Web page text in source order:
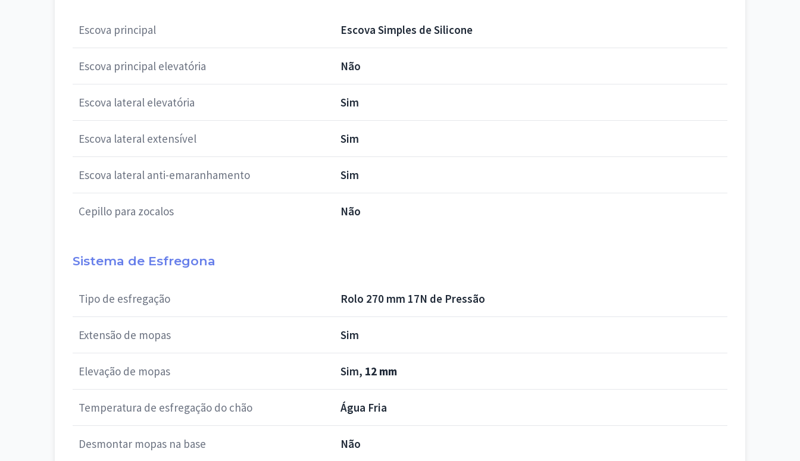
Escova principal Escova Simples de Silicone
Escova principal elevatória Não
Escova lateral elevatória Sim
Escova lateral extensível Sim
Escova lateral anti-emaranhamento Sim
Cepillo para zocalos Não
Sistema de Esfregona
Tipo de esfregação Rolo 270 mm 17N de Pressão
Extensão de mopas Sim
Elevação de mopas Sim, 12 mm
Temperatura de esfregação do chão Água Fria
Desmontar mopas na base Não